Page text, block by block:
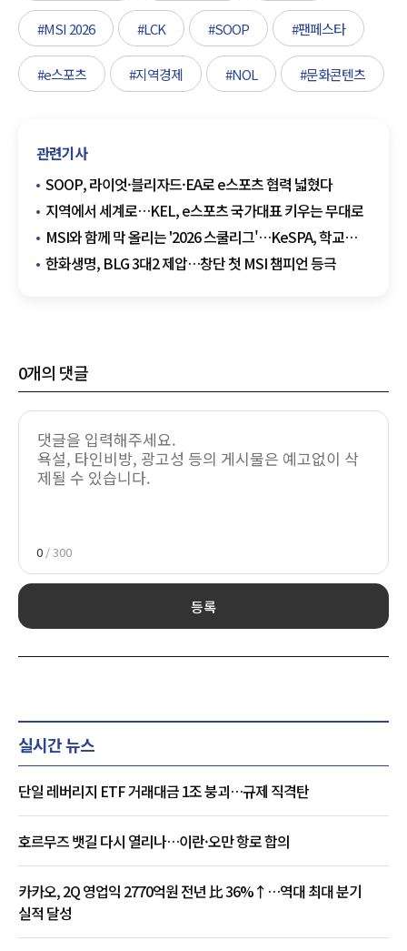
#MSI 2026 #LCK #SOOP #팬페스타
#e스포츠 #지역경제 #NOL #문화콘텐츠
관련기사
SOOP, 라이엇·블리자드·EA로 e스포츠 협력 넓혔다
지역에서 세계로…KEL, e스포츠 국가대표 키우는 무대로
MSI와 함께 막 올리는 '2026 스쿨리그'…KeSPA, 학교
e스포츠 육성 본격화
한화생명, BLG 3대2 제압…창단 첫 MSI 챔피언 등극
0개의 댓글
0 / 300
등록
실시간 뉴스
단일 레버리지 ETF 거래대금 1조 붕괴…규제 직격탄
호르무즈 뱃길 다시 열리나…이란·오만 항로 합의
카카오, 2Q 영업익 2770억원 전년 比 36%↑…역대 최대 분기
실적 달성